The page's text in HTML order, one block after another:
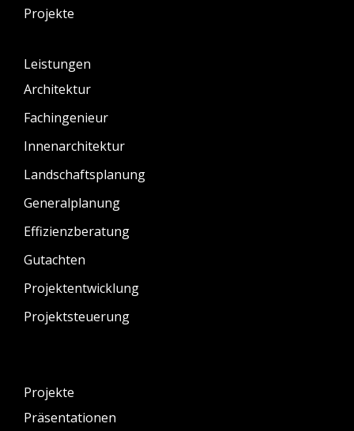
Projekte
Leistungen
Architektur
Fachingenieur
Innenarchitektur
Landschaftsplanung
Generalplanung
Effizienzberatung
Gutachten
Projektentwicklung
Projektsteuerung
Projekte
Präsentationen